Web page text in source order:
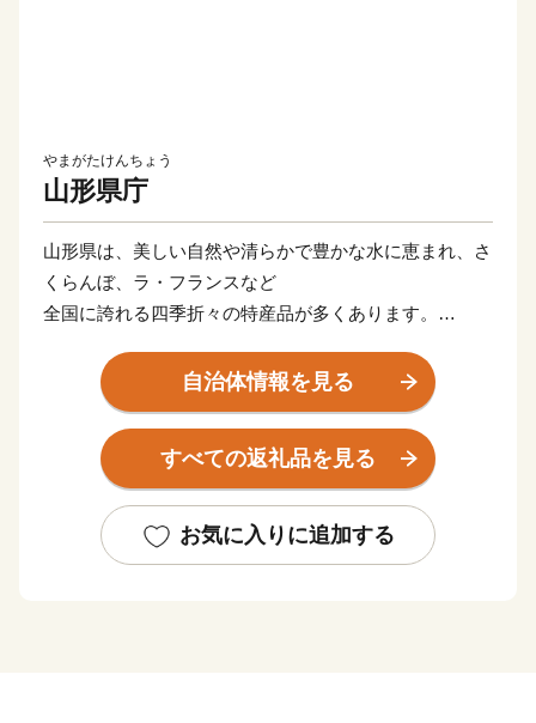
やまがたけんちょう
山形県庁
山形県は、美しい自然や清らかで豊かな水に恵まれ、さ
くらんぼ、ラ・フランスなど
全国に誇れる四季折々の特産品が多くあります。
お米や、
県単位では全国初の地理的表示制度(ＧＩ)「山形」の指
定を受けた日本酒など、「日本一美食・美酒県やまが
た」にふさわしい逸品も自慢です。
き、研ぎ澄まされてきた多くの素晴らしい工芸品があり
自治体情報を見る
すべての返礼品を見る
お気に入りに追加する